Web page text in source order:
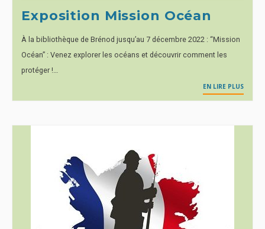
Exposition Mission Océan
À la bibliothèque de Brénod jusqu’au 7 décembre 2022 : “Mission
Océan” : Venez explorer les océans et découvrir comment les
protéger !…
EN LIRE PLUS